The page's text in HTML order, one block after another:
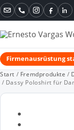
Instagram
Facebook
Firmenausrüstung
Start / Fremdprodukte /
/ Dassy Poloshirt für